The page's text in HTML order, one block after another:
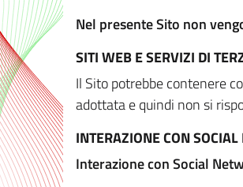
Nel presente Sito non
SITI WEB E SERVIZI DI
Il Sito potrebbe contenere
adottata e quindi non si
INTERAZIONE CON
Interazione con Social